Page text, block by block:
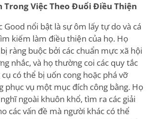
Trong Việc Theo Đuổi Điều Thiện
nổi bật là sự ôm lấy tự do và cá
kiếm làm điều thiện của họ. Họ
ràng buộc bởi các chuẩn mực xã hội
nhắc, và họ thường coi các quy tắc
có thể bị uốn cong hoặc phá vỡ
phục vụ một mục đích công bằng. Họ
ngoài khuôn khổ, tìm ra các giải
các vấn đề mà người khác có thể